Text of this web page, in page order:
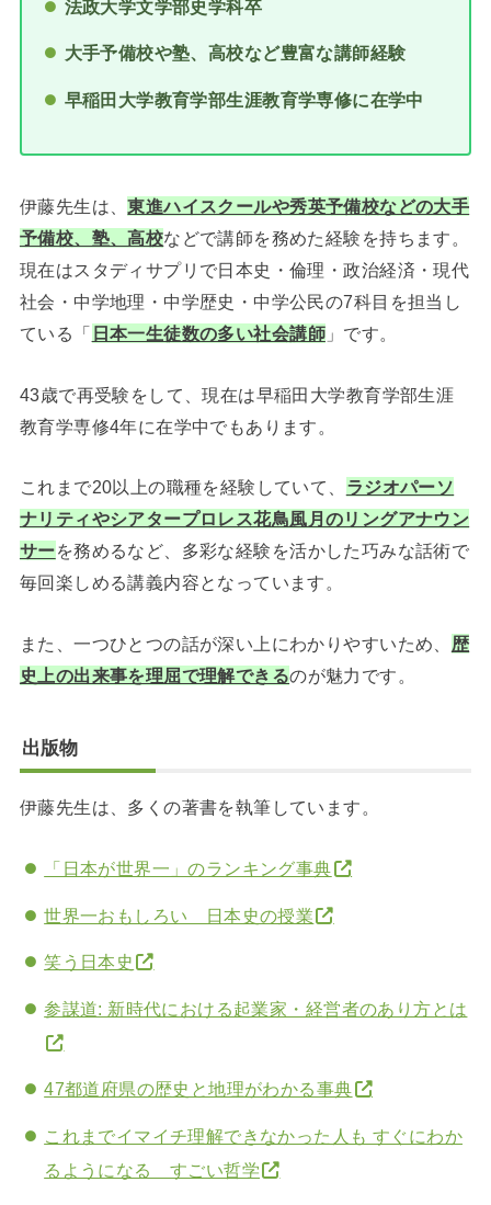
法政大学文学部史学科卒
大手予備校や塾、高校など豊富な講師経験
早稲田大学教育学部生涯教育学専修に在学中
伊藤先生は、東進ハイスクールや秀英予備校などの大手
予備校、塾、高校などで講師を務めた経験を持ちます。
現在はスタディサプリで日本史・倫理・政治経済・現代
社会・中学地理・中学歴史・中学公民の7科目を担当し
ている「
日本一生徒数の多い社会講師」です。
43歳で再受験をして、現在は早稲田大学教育学部生涯
教育学専修4年に在学中でもあります。
これまで20以上の職種を経験していて、 ラジオパーソ
ナリティやシアタープロレス花鳥風月のリングアナウン
サーを務めるなど、多彩な経験を活かした巧みな話術で
毎回楽しめる講義内容となっています。
また、一つひとつの話が深い上にわかりやすいため、 歴
史上の出来事を理屈で理解できるのが魅力です。
出版物
伊藤先生は、多くの著書を執筆しています。
「日本が世界一」のランキング事典
世界一おもしろい 日本史の授業
笑う日本史
参謀道: 新時代における起業家・経営者のあり方とは
47都道府県の歴史と地理がわかる事典
これまでイマイチ理解できなかった人も すぐにわか
るようになる すごい哲学